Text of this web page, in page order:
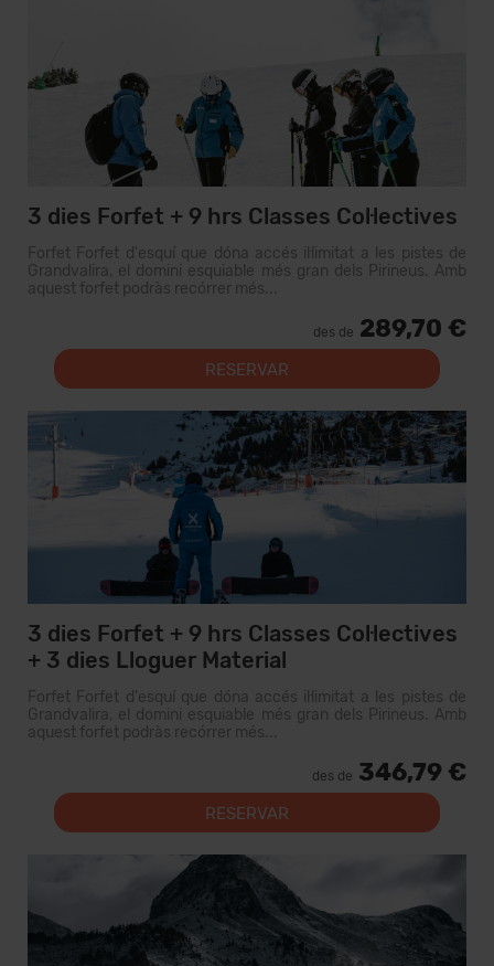
3 dies Forfet + 9 hrs Classes Col·lectives
Forfet Forfet d'esquí que dóna accés il·limitat a les pistes de
Grandvalira, el domini esquiable més gran dels Pirineus. Amb
aquest forfet podràs recórrer més...
des de 289,70 €
RESERVAR
3 dies Forfet + 9 hrs Classes Col·lectives
+ 3 dies Lloguer Material
Forfet Forfet d'esquí que dóna accés il·limitat a les pistes de
Grandvalira, el domini esquiable més gran dels Pirineus. Amb
aquest forfet podràs recórrer més...
des de 346,79 €
RESERVAR